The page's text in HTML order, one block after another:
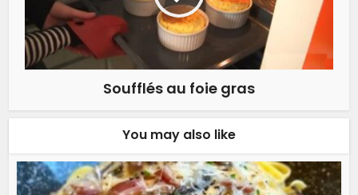
Soufflés au foie gras
You may also like